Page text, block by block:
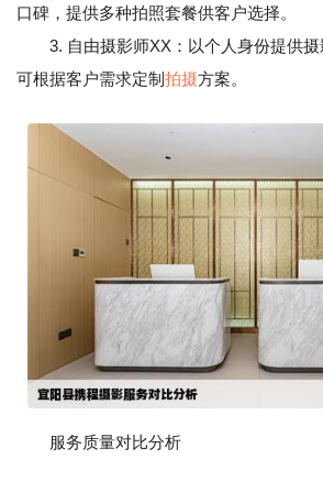
口碑，提供多种拍照套餐供客户选择。
3. 自由摄影师XX：以个人身份提供摄
可根据客户需求定制 拍摄方案。
服务质量对比分析